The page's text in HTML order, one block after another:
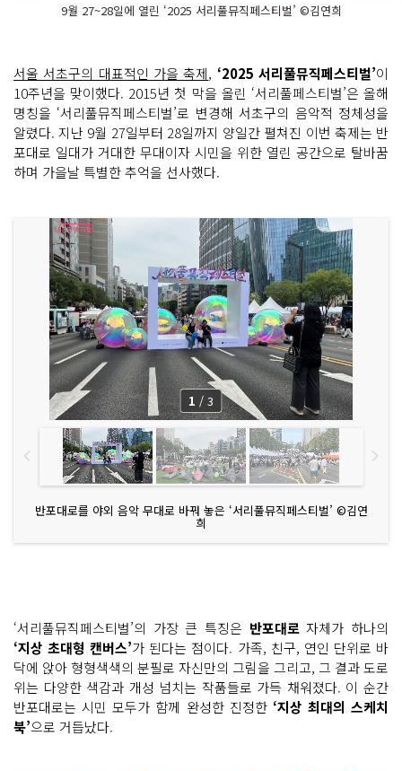
9월 27~28일에 열린 ‘2025 서리풀뮤직페스티벌’ ©김연희
서울 서초구의 대표적인 가을 축제, ‘2025 서리풀뮤직페스티벌’이
10주년을 맞이했다. 2015년 첫 막을 올린 ‘서리풀페스티벌’은 올해
명칭을 ‘서리풀뮤직페스티벌’로 변경해 서초구의 음악적 정체성을
알렸다. 지난 9월 27일부터 28일까지 양일간 펼쳐진 이번 축제는 반
포대로 일대가 거대한 무대이자 시민을 위한 열린 공간으로 탈바꿈
하며 가을날 특별한 추억을 선사했다.
반포대로를 야외 음악 무대로 바꿔 놓은 ‘서리풀뮤직페스티벌’ ©김연
희
1 / 3
‘서리풀뮤직페스티벌’의 가장 큰 특징은 반포대로자체가 하나의
‘지상 초대형 캔버스’가 된다는 점이다. 가족, 친구, 연인 단위로 바
닥에 앉아 형형색색의 분필로 자신만의 그림을 그리고, 그 결과 도로
위는 다양한 색감과 개성 넘치는 작품들로 가득 채워졌다. 이 순간
반포대로는 시민 모두가 함께 완성한 진정한 ‘지상 최대의 스케치
북’으로 거듭났다.